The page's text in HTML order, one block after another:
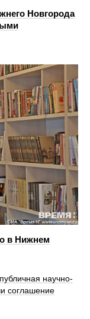
Новгорода
в Нижнем
научно-
соглашение